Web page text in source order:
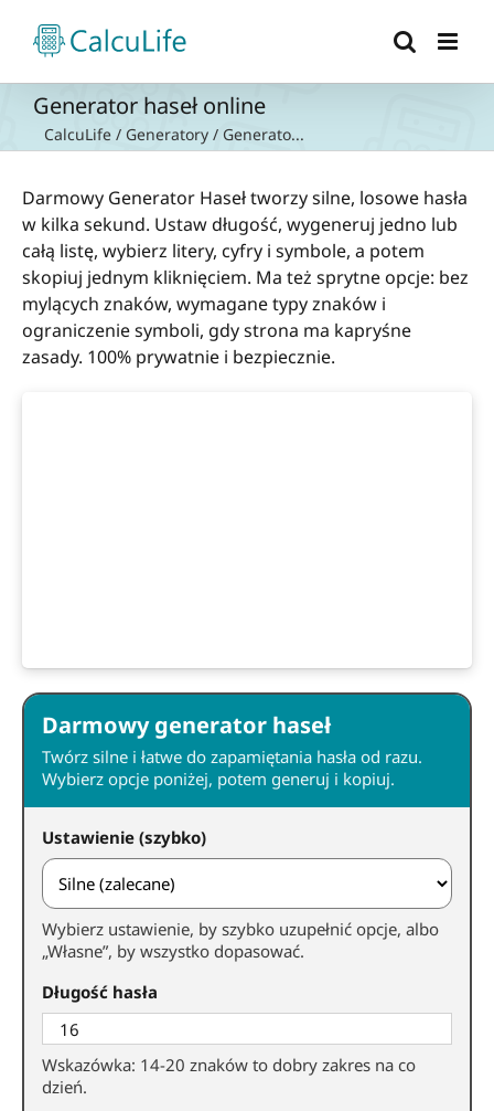
zawartości
Generator haseł online
CalcuLife / Generatory / Generato...
Darmowy Generator Haseł tworzy silne, losowe hasła
w kilka sekund. Ustaw długość, wygeneruj jedno lub
całą listę, wybierz litery, cyfry i symbole, a potem
skopiuj jednym kliknięciem. Ma też sprytne opcje: bez
mylących znaków, wymagane typy znaków i
ograniczenie symboli, gdy strona ma kapryśne
zasady. 100% prywatnie i bezpiecznie.
Darmowy generator haseł
Twórz silne i łatwe do zapamiętania hasła od razu.
Wybierz opcje poniżej, potem generuj i kopiuj.
Ustawienie (szybko)
Wybierz ustawienie, by szybko uzupełnić opcje, albo
„Własne”, by wszystko dopasować.
Długość hasła
Wskazówka: 14-20 znaków to dobry zakres na co
dzień.